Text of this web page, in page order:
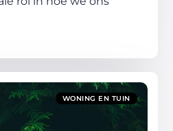
WONING EN TUIN